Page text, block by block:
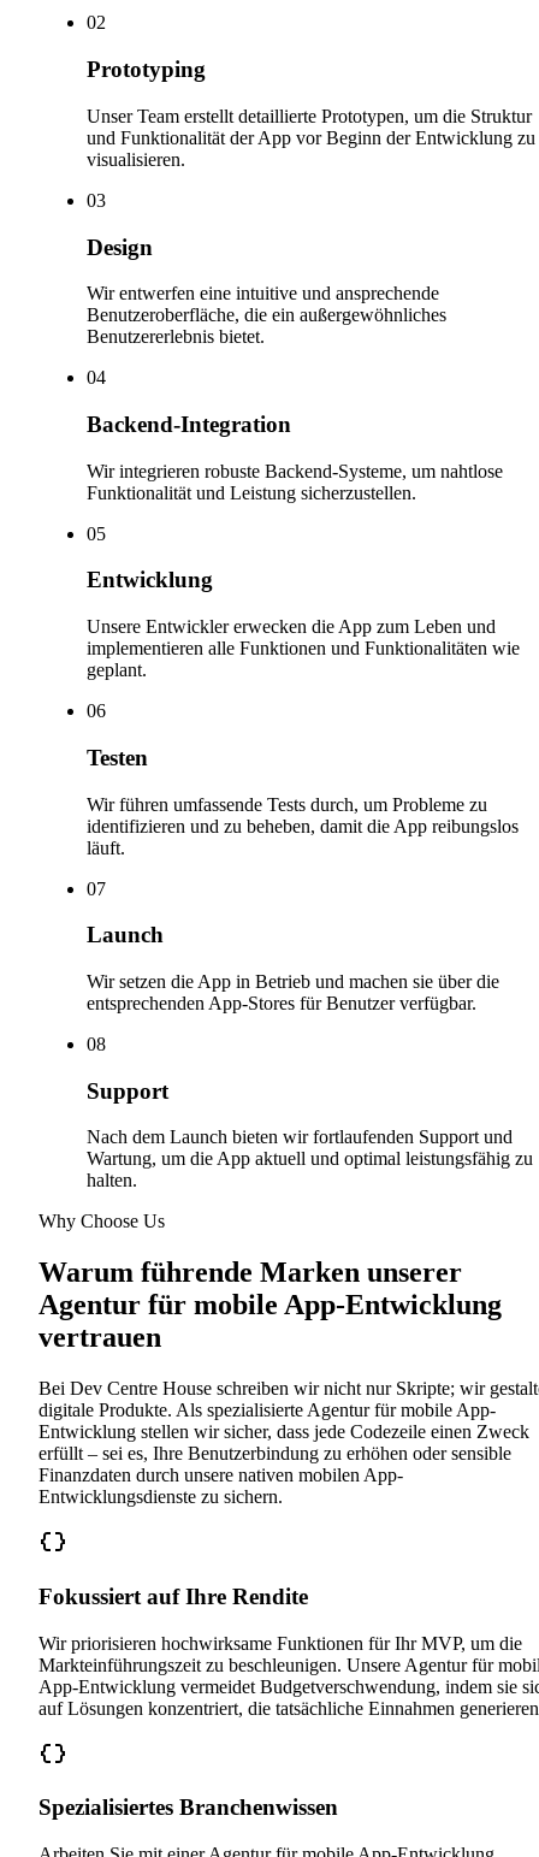
02
Prototyping
Unser Team erstellt detaillierte Prototypen, um die Struktur
und Funktionalität der App vor Beginn der Entwicklung zu
visualisieren.
03
Design
Wir entwerfen eine intuitive und ansprechende
Benutzeroberfläche, die ein außergewöhnliches
Benutzererlebnis bietet.
04
Backend-Integration
Wir integrieren robuste Backend-Systeme, um nahtlose
Funktionalität und Leistung sicherzustellen.
05
Entwicklung
Unsere Entwickler erwecken die App zum Leben und
implementieren alle Funktionen und Funktionalitäten wie
geplant.
06
Testen
Wir führen umfassende Tests durch, um Probleme zu
identifizieren und zu beheben, damit die App reibungslos
läuft.
07
Launch
Wir setzen die App in Betrieb und machen sie über die
entsprechenden App-Stores für Benutzer verfügbar.
08
Support
Nach dem Launch bieten wir fortlaufenden Support und
Wartung, um die App aktuell und optimal leistungsfähig zu
halten.
Why Choose Us
Warum führende Marken unserer
Agentur für mobile App-Entwicklung
vertrauen
Bei Dev Centre House schreiben wir nicht nur Skripte; wir
digitale Produkte. Als spezialisierte Agentur für mobile App-
Entwicklung stellen wir sicher, dass jede Codezeile einen Zweck
erfüllt – sei es, Ihre Benutzerbindung zu erhöhen oder sensible
Finanzdaten durch unsere nativen mobilen App-
Entwicklungsdienste zu sichern.
Fokussiert auf Ihre Rendite
Wir priorisieren hochwirksame Funktionen für Ihr MVP, um die
Markteinführungszeit zu beschleunigen. Unsere Agentur für
App-Entwicklung vermeidet Budgetverschwendung, indem sie
auf Lösungen konzentriert, die tatsächliche Einnahmen
Spezialisiertes Branchenwissen